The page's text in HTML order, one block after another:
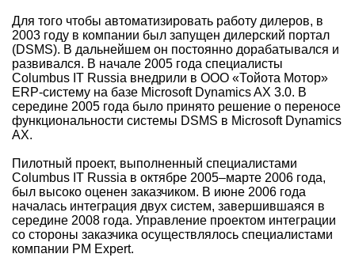
Для того чтобы автоматизировать работу дилеров, в
2003 году в компании был запущен дилерский портал
(DSMS). В дальнейшем он постоянно дорабатывался и
развивался. В начале 2005 года специалисты
Columbus IT Russia внедрили в ООО «Тойота Мотор»
ERP-систему на базе Microsoft Dynamics AX 3.0. В
середине 2005 года было принято решение о переносе
функциональности системы DSMS в Microsoft Dynamics
AX.
Пилотный проект, выполненный специалистами
Columbus IT Russia в октябре 2005–марте 2006 года,
был высоко оценен заказчиком. В июне 2006 года
началась интеграция двух систем, завершившаяся в
середине 2008 года. Управление проектом интеграции
со стороны заказчика осуществлялось специалистами
компании PM Expert.